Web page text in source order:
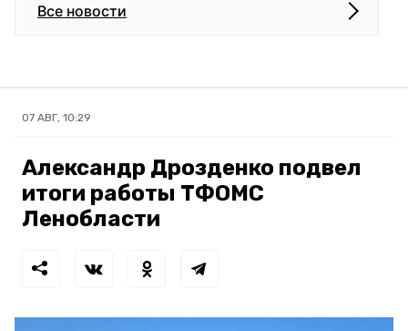
Все новости
07 АВГ, 10:29
Александр Дрозденко подвел
итоги работы ТФОМС
Ленобласти